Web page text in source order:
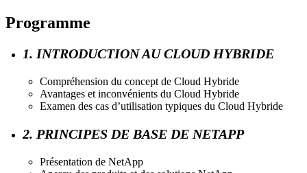
Programme
1. INTRODUCTION AU CLOUD HYBRIDE
Compréhension du concept de Cloud Hybride
Avantages et inconvénients du Cloud Hybride
Examen des cas d’utilisation typiques du Cloud Hybride
2. PRINCIPES DE BASE DE NETAPP
Présentation de NetApp